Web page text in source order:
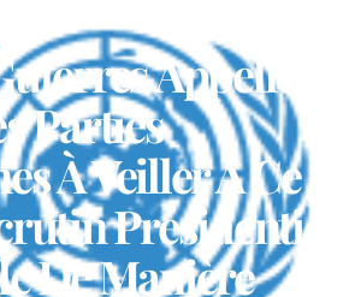
Appelle
Parties
À Veiller À Ce
Présidentiel
De Manière